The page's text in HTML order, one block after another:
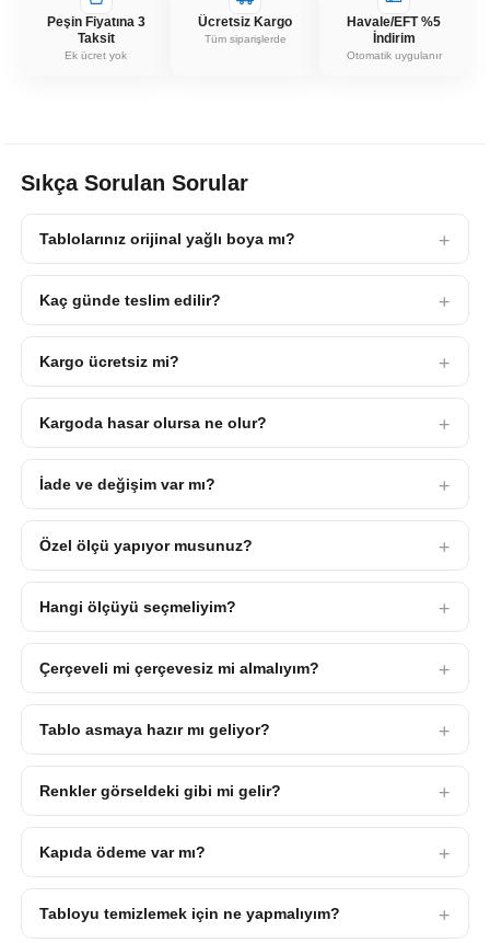
Peşin Fiyatına 3
Taksit
Ek ücret yok
Ücretsiz Kargo
Tüm siparişlerde
Havale/EFT %5
İndirim
Otomatik uygulanır
Sıkça Sorulan Sorular
Tablolarınız orijinal yağlı boya mı?
Kaç günde teslim edilir?
Kargo ücretsiz mi?
Kargoda hasar olursa ne olur?
İade ve değişim var mı?
Özel ölçü yapıyor musunuz?
Hangi ölçüyü seçmeliyim?
Çerçeveli mi çerçevesiz mi almalıyım?
Tablo asmaya hazır mı geliyor?
Renkler görseldeki gibi mi gelir?
Kapıda ödeme var mı?
Tabloyu temizlemek için ne yapmalıyım?